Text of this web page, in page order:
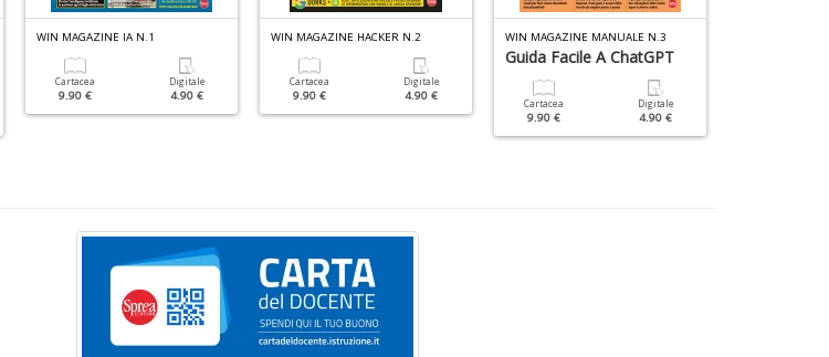
WIN MAGAZINE IA N.1
Cartacea
9.90 €
Digitale
4.90 €
WIN MAGAZINE HACKER N.2
Cartacea
9.90 €
Digitale
4.90 €
WIN MAGAZINE MANUALE N.3
Guida Facile A ChatGPT
Cartacea
9.90 €
Digitale
4.90 €